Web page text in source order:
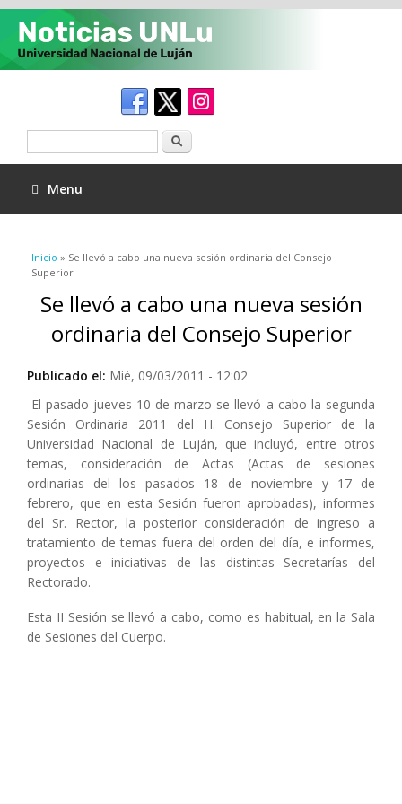
Menu
Se encuentra usted aquí
Inicio » Se llevó a cabo una nueva sesión ordinaria del Consejo
Superior
Se llevó a cabo una nueva sesión
ordinaria del Consejo Superior
Publicado el: Mié, 09/03/2011 - 12:02
El pasado jueves 10 de marzo se llevó a cabo la segunda
Sesión Ordinaria 2011 del H. Consejo Superior de la
Universidad Nacional de Luján, que incluyó, entre otros
temas, consideración de Actas (Actas de sesiones
ordinarias del los pasados 18 de noviembre y 17 de
febrero, que en esta Sesión fueron aprobadas), informes
del Sr. Rector, la posterior consideración de ingreso a
tratamiento de temas fuera del orden del día, e informes,
proyectos e iniciativas de las distintas Secretarías del
Rectorado.
Esta II Sesión se llevó a cabo, como es habitual, en la Sala
de Sesiones del Cuerpo.